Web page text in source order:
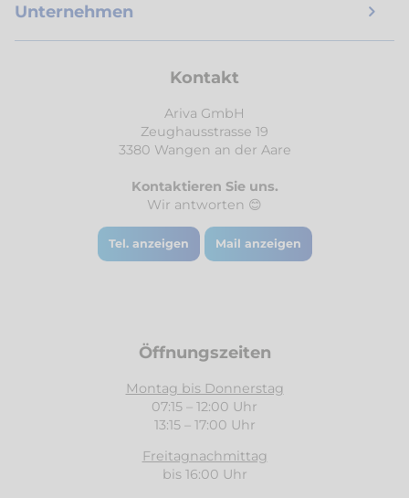
Unternehmen
Kontakt
Ariva GmbH
Zeughausstrasse 19
3380 Wangen an der Aare
Kontaktieren Sie uns.
Wir antworten 😊
Tel. anzeigen Mail anzeigen
Öffnungszeiten
Montag bis Donnerstag
07:15 – 12:00 Uhr
13:15 – 17:00 Uhr
Freitagnachmittag
bis 16:00 Uhr